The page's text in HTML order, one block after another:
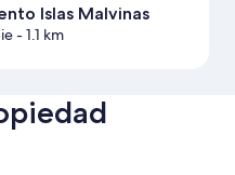
Islas Malvinas
- 1.1 km